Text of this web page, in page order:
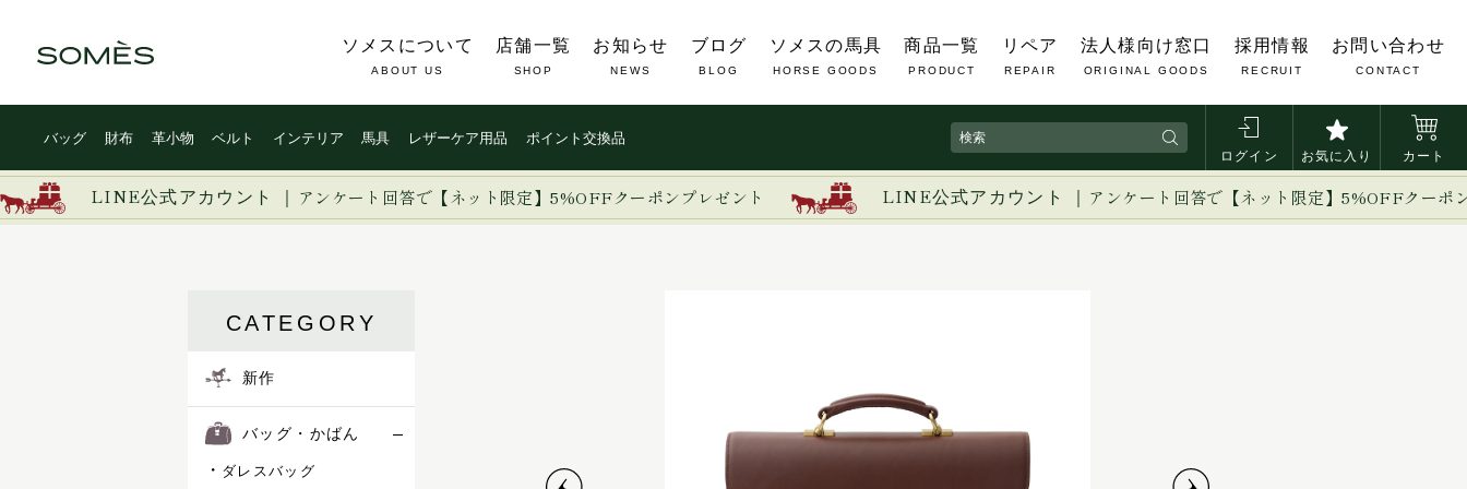
バッグ 財布 革小物 ベルト インテリア 馬具 レザーケア用品 ポイント交換品
ログイン お気に入り カート
ソメスについて
ABOUT US
店舗一覧
SHOP
お知らせ
NEWS
ブログ
BLOG
ソメスの馬具
HORSE GOODS
商品一覧
PRODUCT
リペア
REPAIR
法人様向け窓口
ORIGINAL GOODS
採用情報
RECRUIT
お問い合わせ
CONTACT
LINE公式アカウント ｜ アンケート回答で【ネット限定】5%OFFクーポンプレゼント LINE公式アカウント ｜ アンケート回答で【ネット限定】5%OFFクーポ
CATEGORY
新作
バッグ・かばん
ダレスバッグ